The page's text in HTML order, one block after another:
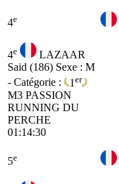
4e
4e
LAZAAR
Said (186) Sexe : M
- Catégorie :
1 er
M3 PASSION
RUNNING DU
PERCHE
01:14:30
5e